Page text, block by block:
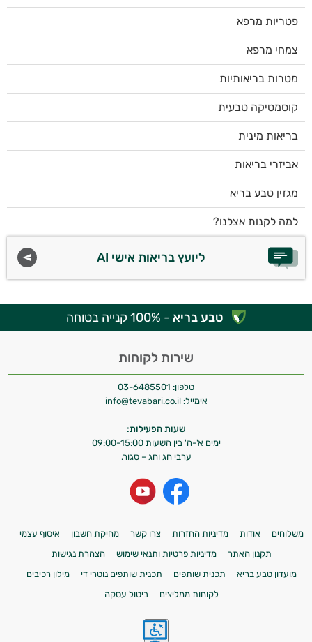
פטריות מרפא
צמחי מרפא
מטרות בריאותיות
קוסמטיקה טבעית
בריאות מינית
אביזרי בריאות
מגזין טבע בריא
למה לקנות אצלנו?
ליועץ בריאות אישי AI
טבע בריא - 100% קנייה בטוחה
שירות לקוחות
טלפון: 03-6485501
אימייל: info@tevabari.co.il
שעות הפעילות:
ימים א'-ה' בין השעות 09:00-15:00
ערבי חג וחג – סגור.
משלוחים אודות מדיניות החזרות צרו קשר מחיקת חשבון
איסוף עצמי
תקנון האתר
מדיניות פרטיות ותנאי שימוש
הצהרת נגישות
מועדון טבע בריא
תכנית שותפים תכנית שותפים נוטרי די
מילון רכיבים
לקוחות ממליצים
ביטול עסקה